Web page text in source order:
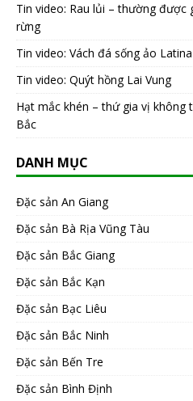
Tin video: Rau lủi – thường được
rừng
Tin video: Vách đá sống ảo Latina
Tin video: Quýt hồng Lai Vung
Hạt mắc khén – thứ gia vị không
Bắc
DANH MỤC
Đặc sản An Giang
Đặc sản Bà Rịa Vũng Tàu
Đặc sản Bắc Giang
Đặc sản Bắc Kạn
Đặc sản Bạc Liêu
Đặc sản Bắc Ninh
Đặc sản Bến Tre
Đặc sản Bình Định